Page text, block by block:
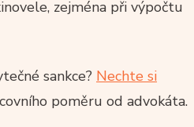
zejména při výpočtu
sankce? Nechte si
poměru od advokáta.